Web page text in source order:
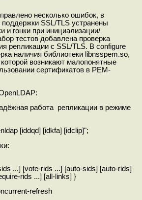
несколько ошибок, в
поддержки SSL/TLS устранены
и гонки при инициализации/
тестов добавлена проверка
репликации с SSL/TLS. В configure
наличия библиотеки libnsspem.so,
которой возникают малопонятные
сертификатов в PEM-
работа репликации в режиме
[iddqd] [idkfa] [idclip]";
...] [vote-rids ...] [auto-sids] [auto-rids]
rids ...] [all-links] }
refresh